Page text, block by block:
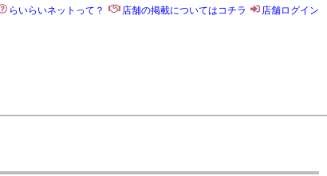
らいらいネットって？ 店舗の掲載についてはコチラ 店舗ログイン